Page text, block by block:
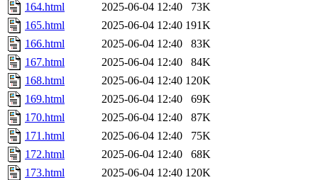
164.html
2025-06-04 12:40
73K
165.html
2025-06-04 12:40 191K
166.html
2025-06-04 12:40
83K
167.html
2025-06-04 12:40
84K
168.html
2025-06-04 12:40 120K
169.html
2025-06-04 12:40
69K
170.html
2025-06-04 12:40
87K
171.html
2025-06-04 12:40
75K
172.html
2025-06-04 12:40
68K
173.html
2025-06-04 12:40 120K